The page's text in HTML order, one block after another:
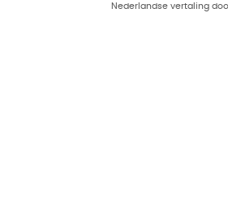
Nederlandse vertaling